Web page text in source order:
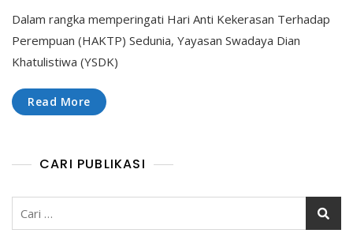
Dalam rangka memperingati Hari Anti Kekerasan Terhadap
Perempuan (HAKTP) Sedunia, Yayasan Swadaya Dian
Khatulistiwa (YSDK)
Read More
CARI PUBLIKASI